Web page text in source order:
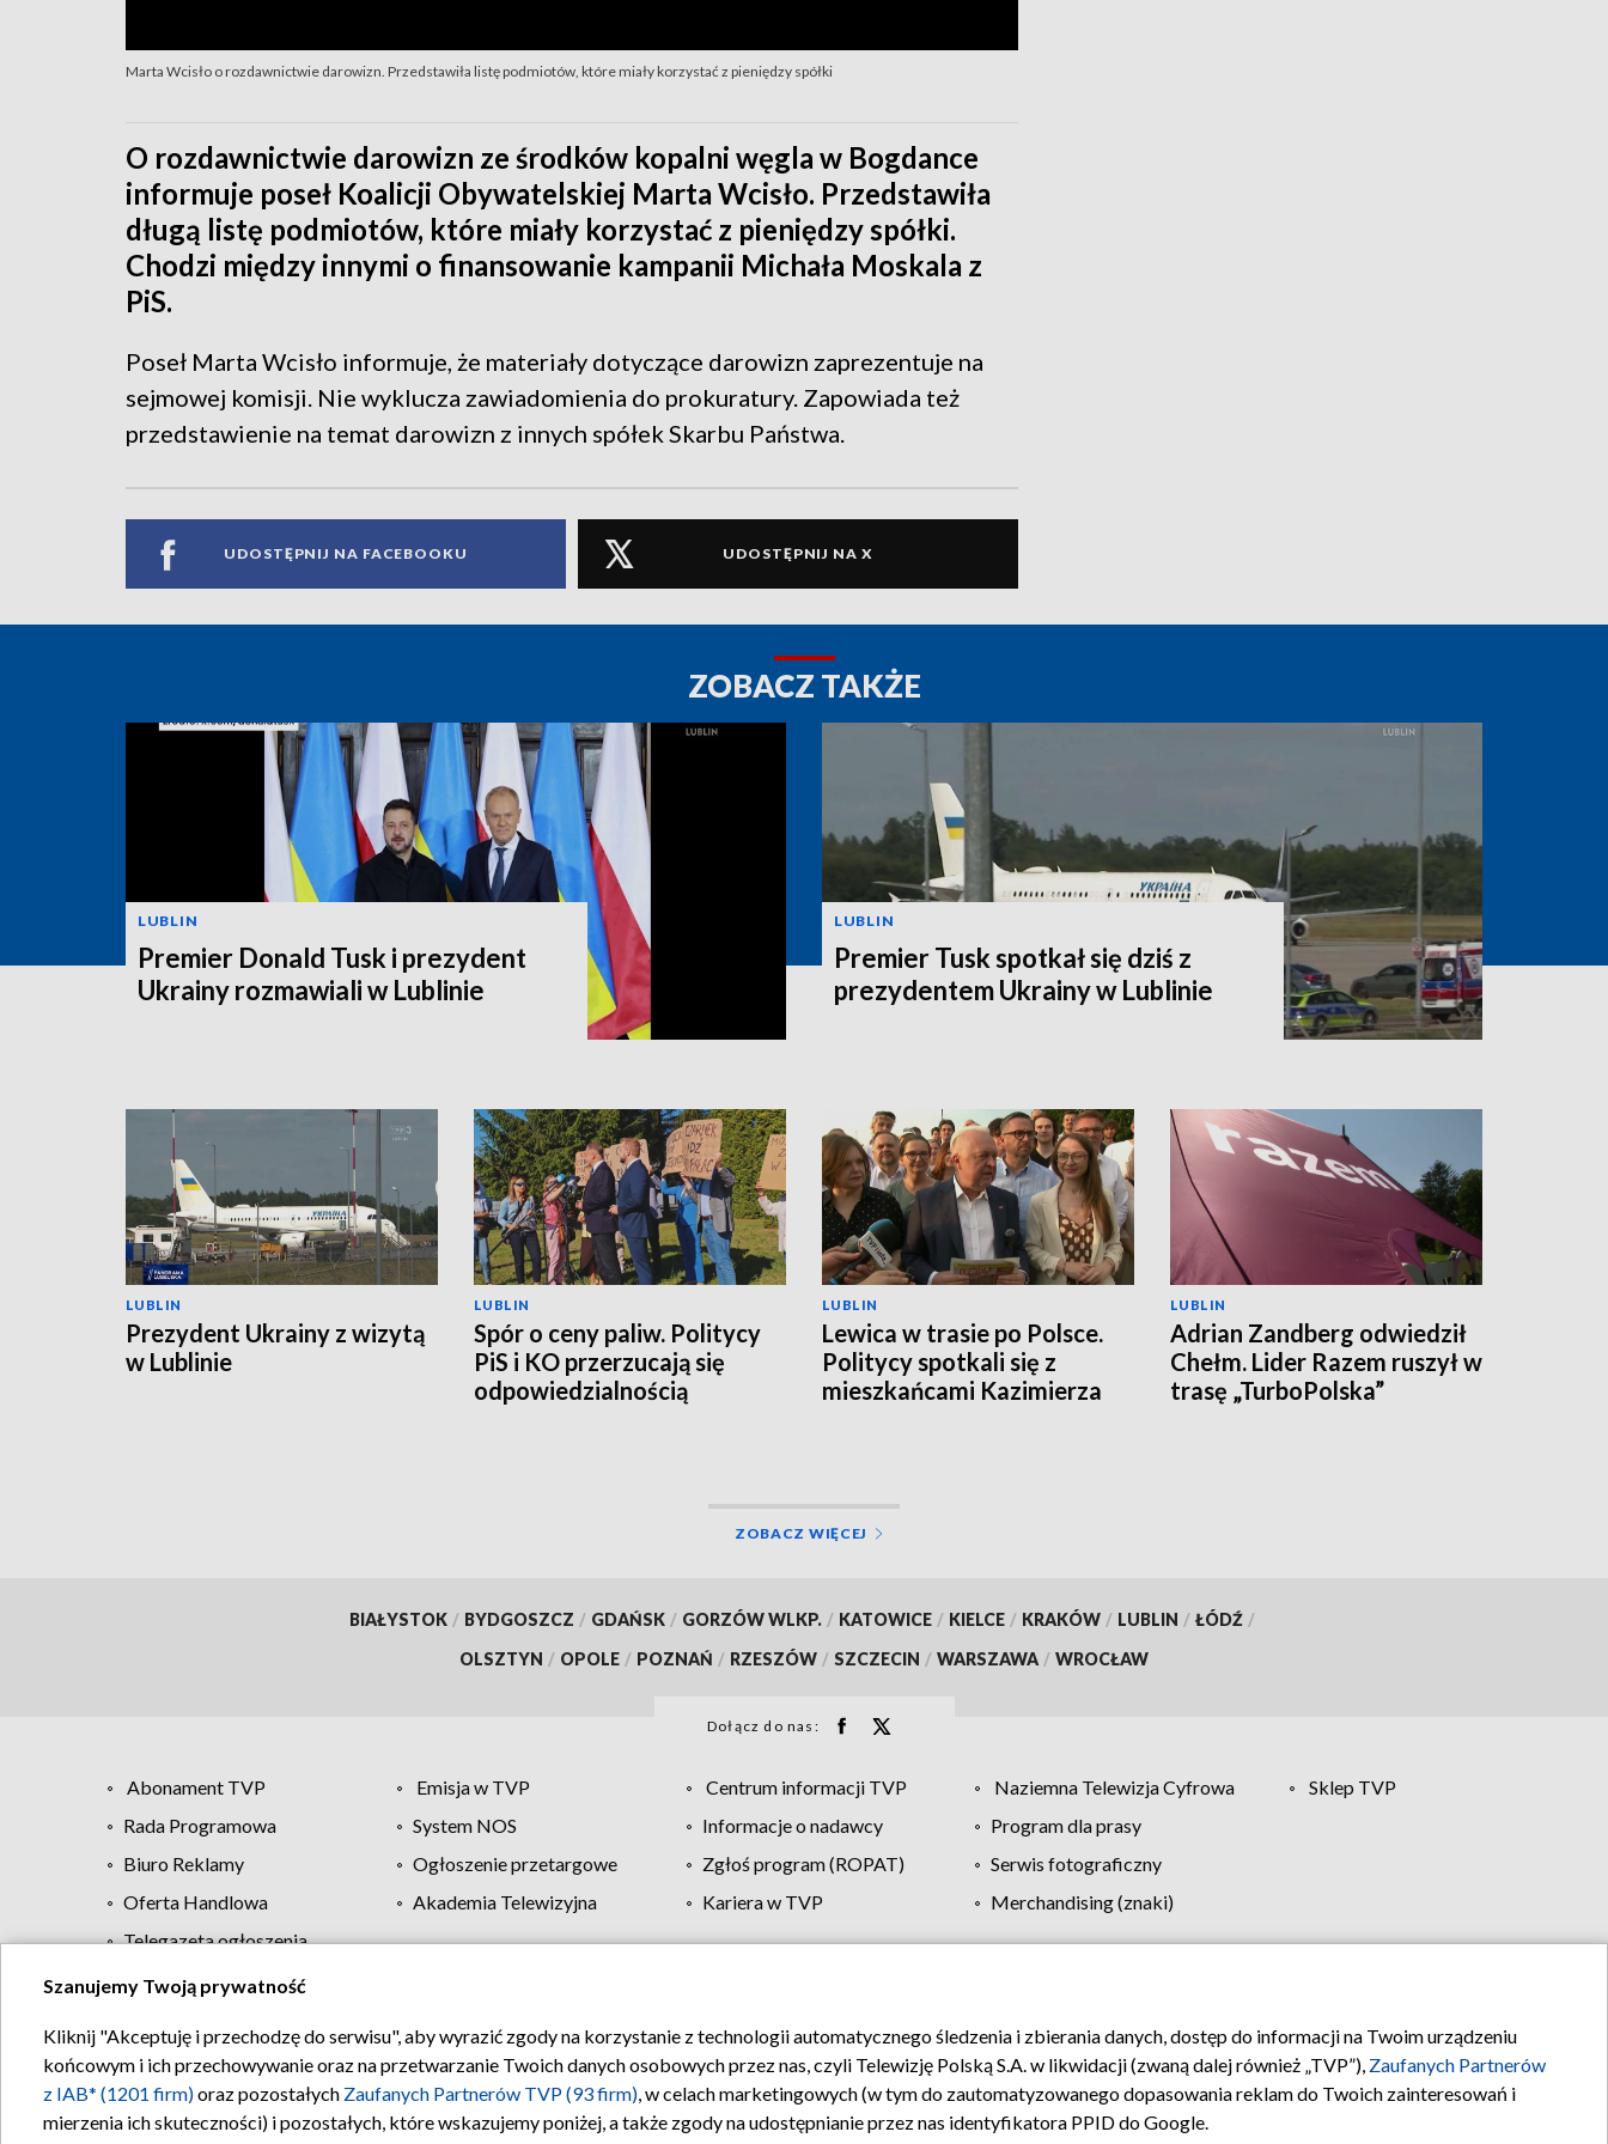
Marta Wcisło o rozdawnictwie darowizn. Przedstawiła listę podmiotów, które miały korzystać z pieniędzy spółki
O rozdawnictwie darowizn ze środków kopalni węgla w Bogdance
informuje poseł Koalicji Obywatelskiej Marta Wcisło. Przedstawiła
długą listę podmiotów, które miały korzystać z pieniędzy spółki.
Chodzi między innymi o finansowanie kampanii Michała Moskala z
PiS.
Poseł Marta Wcisło informuje, że materiały dotyczące darowizn zaprezentuje na
sejmowej komisji. Nie wyklucza zawiadomienia do prokuratury. Zapowiada też
przedstawienie na temat darowizn z innych spółek Skarbu Państwa.
UDOSTĘPNIJ NA FACEBOOKU UDOSTĘPNIJ NA X
ZOBACZ TAKŻE
LUBLIN
Premier Donald Tusk i prezydent
Ukrainy rozmawiali w Lublinie
LUBLIN
Premier Tusk spotkał się dziś z
prezydentem Ukrainy w Lublinie
LUBLIN
Prezydent Ukrainy z wizytą
w Lublinie
LUBLIN
Spór o ceny paliw. Politycy
PiS i KO przerzucają się
odpowiedzialnością
LUBLIN
Lewica w trasie po Polsce.
Politycy spotkali się z
mieszkańcami Kazimierza
LUBLIN
Adrian Zandberg odwiedził
Chełm. Lider Razem ruszył w
trasę „TurboPolska”
ZOBACZ WIĘCEJ
BIAŁYSTOK / BYDGOSZCZ / GDAŃSK / GORZÓW WLKP. / KATOWICE / KIELCE / KRAKÓW / LUBLIN / ŁÓDŹ /
OLSZTYN / OPOLE / POZNAŃ / RZESZÓW / SZCZECIN / WARSZAWA / WROCŁAW
Dołącz do nas:
Abonament TVP Emisja w TVP Centrum informacji TVP Naziemna Telewizja Cyfrowa
Sklep TVP
Rada Programowa
System NOS Informacje o nadawcy
Program dla prasy
Biuro Reklamy
Ogłoszenie przetargowe Zgłoś program (ROPAT)
Serwis fotograficzny
Oferta Handlowa
Akademia Telewizyjna Kariera w TVP
Merchandising (znaki)
Telegazeta ogłoszenia
Regulamin TVP Polityka prywatności Moje zgody Pomoc Biuro reklamy Kontakt
Szanujemy Twoją prywatność
Kliknij "Akceptuję i przechodzę do serwisu", aby wyrazić zgody na korzystanie z technologii automatycznego śledzenia i zbierania danych, dostęp do informacji na Twoim urządzeniu
końcowym i ich przechowywanie oraz na przetwarzanie Twoich danych osobowych przez nas, czyli Telewizję Polską S.A. w likwidacji (zwaną dalej również „TVP”), Zaufanych Partnerów
z IAB* (1201 firm)oraz pozostałych Zaufanych Partnerów TVP (93 firm), w celach marketingowych (w tym do zautomatyzowanego dopasowania reklam do Twoich zainteresowań i
mierzenia ich skuteczności) i pozostałych, które wskazujemy poniżej, a także zgody na udostępnianie przez nas identyfikatora PPID do Google.